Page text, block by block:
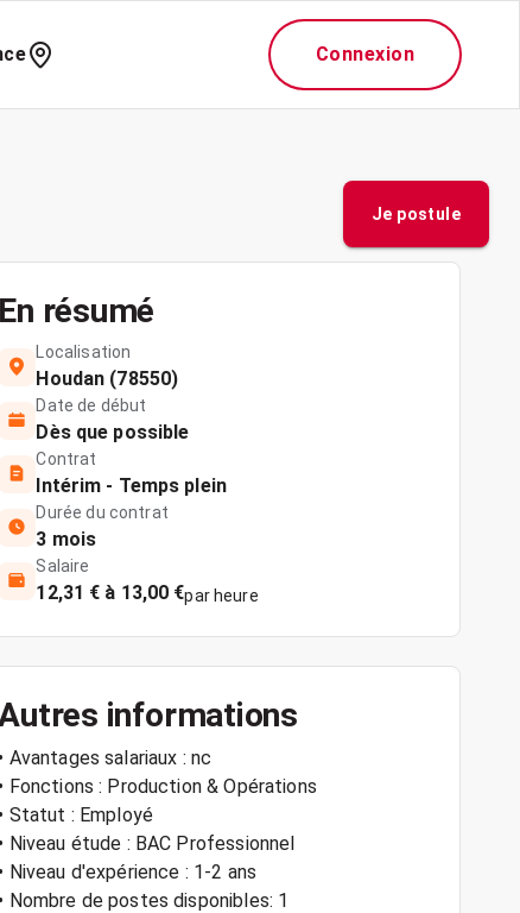
Connexion
Je postule
En résumé
Localisation
Houdan (78550)
Date de début
Dès que possible
Contrat
Intérim - Temps plein
Durée du contrat
3 mois
Salaire
12,31 € à 13,00 €par heure
informations
• Avantages salariaux : nc
• Fonctions : Production & Opérations
• Statut : Employé
• Niveau étude : BAC Professionnel
• Niveau d'expérience : 1-2 ans
• Nombre de postes disponibles: 1